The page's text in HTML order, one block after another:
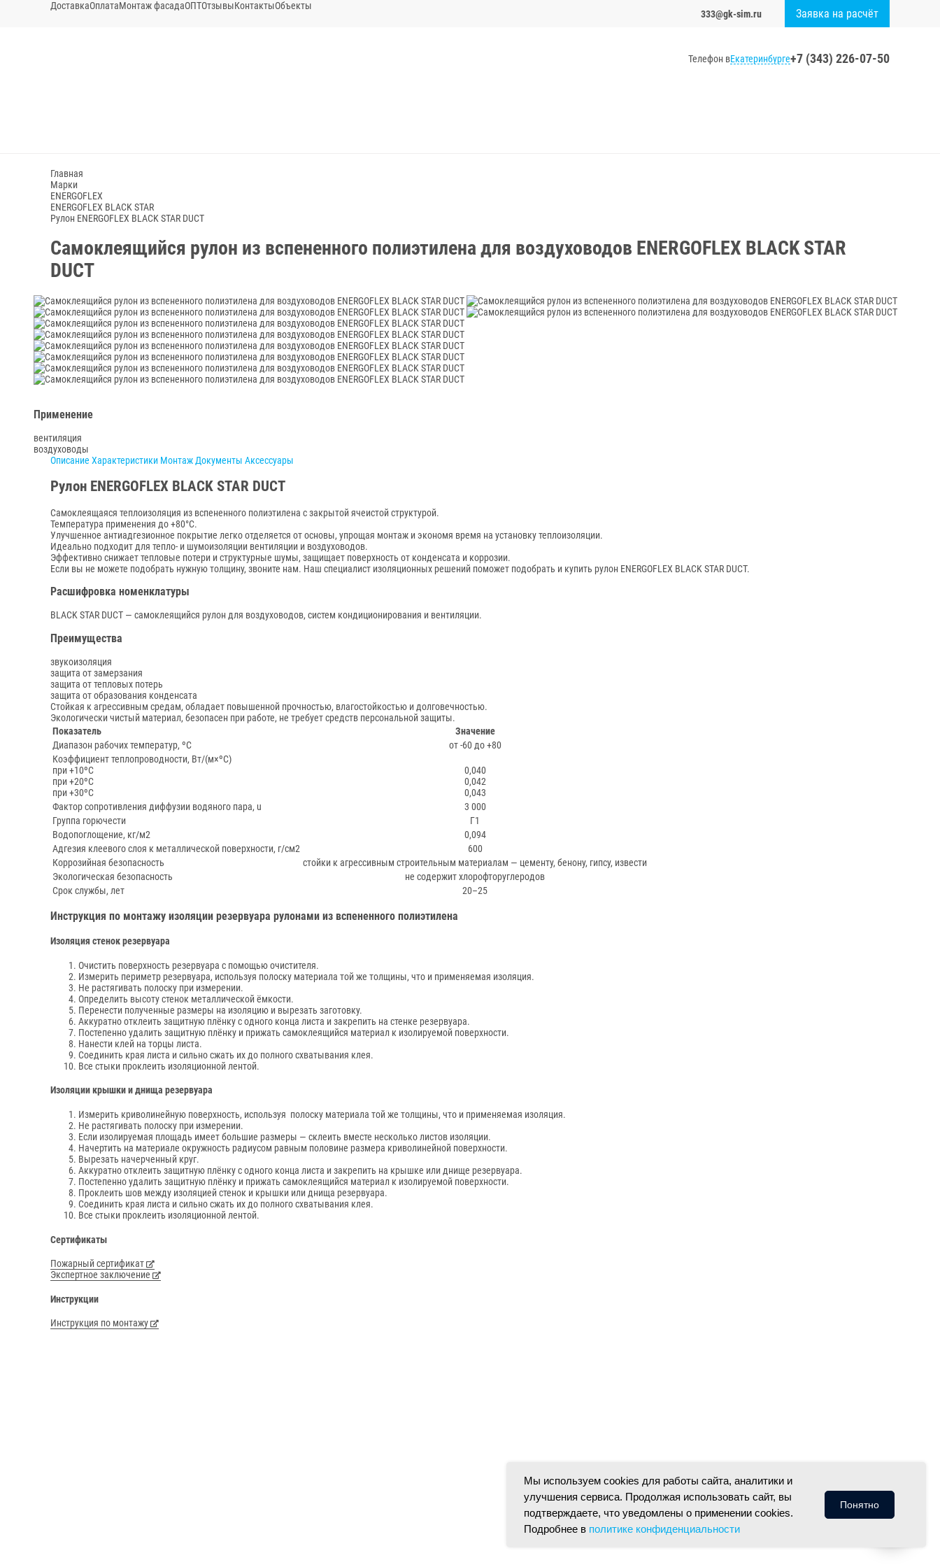
Мы используем cookies для работы сайта, аналитики и
улучшения сервиса. Продолжая использовать сайт, вы
подтверждаете, что уведомлены о применении cookies.
Подробнее в политике конфиденциальности
Понятно
ДоставкаОплатаМонтаж фасадаОПТОтзывыКонтактыОбъекты
333@gk-sim.ru Заявка на расчёт
Телефон вЕкатеринбурге+7 (343) 226-07-50
Главная
Марки
ENERGOFLEX
ENERGOFLEX BLACK STAR
Рулон ENERGOFLEX BLACK STAR DUCT
Самоклеящийся рулон из вспененного полиэтилена для воздуховодов ENERGOFLEX BLACK STAR
DUCT
Применение
вентиляция
воздуховоды
Описание Характеристики Монтаж Документы Аксессуары
Рулон ENERGOFLEX BLACK STAR DUCT
Самоклеящаяся теплоизоляция из вспененного полиэтилена с закрытой ячеистой структурой.
Температура применения до +80°С.
Улучшенное антиадгезионное покрытие легко отделяется от основы, упрощая монтаж и экономя время на установку теплоизоляции.
Идеально подходит для тепло- и шумоизоляции вентиляции и воздуховодов.
Эффективно снижает тепловые потери и структурные шумы, защищает поверхность от конденсата и коррозии.
Если вы не можете подобрать нужную толщину, звоните нам. Наш специалист изоляционных решений поможет подобрать и купить рулон ENERGOFLEX BLACK STAR DUCT.
Расшифровка номенклатуры
BLACK STAR DUCT — самоклеящийся рулон для воздуховодов, систем кондиционирования и вентиляции.
Преимущества
звукоизоляция
защита от замерзания
защита от тепловых потерь
защита от образования конденсата
Стойкая к агрессивным средам, обладает повышенной прочностью, влагостойкостью и долговечностью.
Экологически чистый материал, безопасен при работе, не требует средств персональной защиты.
Показатель
Значение
Диапазон рабочих температур, ºС
от -60 до +80
Коэффициент теплопроводности, Вт/(м×ºС)
при +10ºС
при +20ºС
при +30ºС
0,040
0,042
0,043
Фактор сопротивления диффузии водяного пара, u
3 000
Группа горючести
Г1
Водопоглощение, кг/м2
0,094
Адгезия клеевого слоя к металлической поверхности, г/см2
600
Коррозийная безопасность
стойки к агрессивным строительным материалам — цементу, бенону, гипсу, извести
Экологическая безопасность
не содержит хлорофторуглеродов
Срок службы, лет
20–25
Инструкция по монтажу изоляции резервуара рулонами из вспененного полиэтилена
Изоляция стенок резервуара
Очистить поверхность резервуара с помощью очистителя.
Измерить периметр резервуара, используя полоску материала той же толщины, что и применяемая изоляция.
Не растягивать полоску при измерении.
Определить высоту стенок металлической ёмкости.
Перенести полученные размеры на изоляцию и вырезать заготовку.
Аккуратно отклеить защитную плёнку с одного конца листа и закрепить на стенке резервуара.
Постепенно удалить защитную плёнку и прижать самоклеящийся материал к изолируемой поверхности.
Нанести клей на торцы листа.
Соединить края листа и сильно сжать их до полного схватывания клея.
Все стыки проклеить изоляционной лентой.
Изоляции крышки и днища резервуара
Измерить криволинейную поверхность, используя полоску материала той же толщины, что и применяемая изоляция.
Не растягивать полоску при измерении.
Если изолируемая площадь имеет большие размеры — склеить вместе несколько листов изоляции.
Начертить на материале окружность радиусом равным половине размера криволинейной поверхности.
Вырезать начерченный круг.
Аккуратно отклеить защитную плёнку с одного конца листа и закрепить на крышке или днище резервуара.
Постепенно удалить защитную плёнку и прижать самоклеящийся материал к изолируемой поверхности.
Проклеить шов между изоляцией стенок и крышки или днища резервуара.
Соединить края листа и сильно сжать их до полного схватывания клея.
Все стыки проклеить изоляционной лентой.
Сертификаты
Пожарный сертификат
Экспертное заключение
Инструкции
Инструкция по монтажу